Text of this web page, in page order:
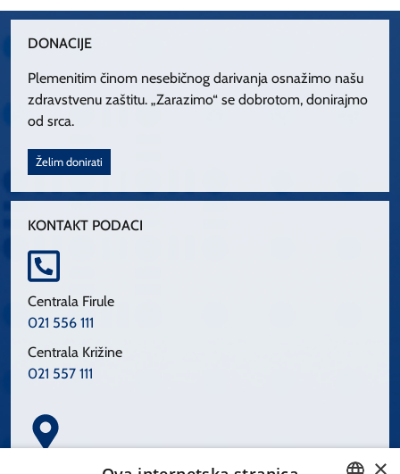
DONACIJE
Plemenitim činom nesebičnog darivanja osnažimo našu
zdravstvenu zaštitu. „Zarazimo“ se dobrotom, donirajmo
od srca.
Želim donirati
KONTAKT PODACI
Centrala Firule
021 556 111
Centrala Križine
021 557 111
Spinčićeva 1, 21000 Split ×